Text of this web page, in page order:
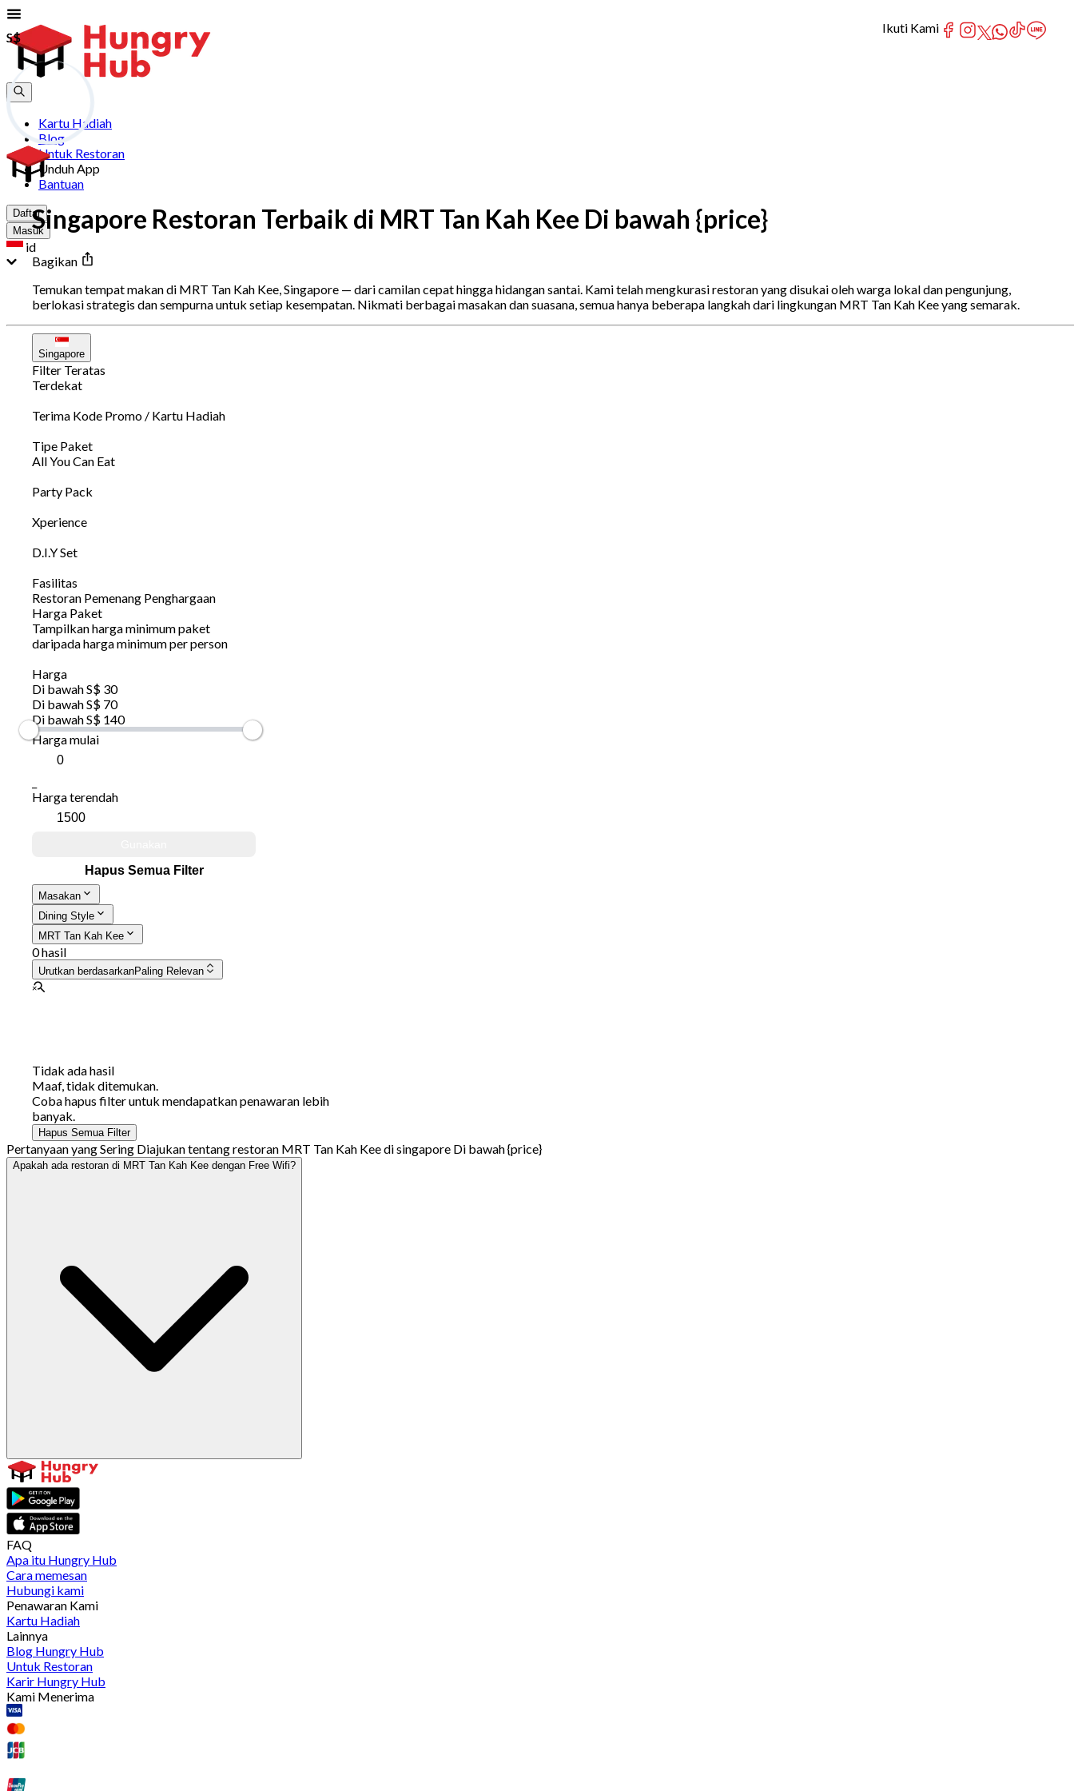
Kartu Hadiah
Blog
Untuk Restoran
Unduh App
Bantuan
Daftar
Masuk
id
Singapore Restoran Terbaik di MRT Tan Kah Kee Di bawah {price}
Bagikan
Temukan tempat makan di MRT Tan Kah Kee, Singapore — dari camilan cepat hingga hidangan santai. Kami telah mengkurasi restoran yang disukai oleh warga lokal dan pengunjung,
berlokasi strategis dan sempurna untuk setiap kesempatan. Nikmati berbagai masakan dan suasana, semua hanya beberapa langkah dari lingkungan MRT Tan Kah Kee yang semarak.
Singapore
Filter Teratas
Terdekat
Terima Kode Promo / Kartu Hadiah
Tipe Paket
All You Can Eat
Party Pack
Xperience
D.I.Y Set
Fasilitas
Restoran Pemenang Penghargaan
Harga Paket
Tampilkan harga minimum paket
daripada harga minimum per person
Harga
Di bawah S$ 30
Di bawah S$ 70
Di bawah S$ 140
S$
Harga mulai
S$
Harga terendah
Hapus Semua Filter
Masakan
Dining Style
MRT Tan Kah Kee
0 hasil
Urutkan berdasarkanPaling Relevan
Tidak ada hasil
Maaf, tidak ditemukan.
Coba hapus filter untuk mendapatkan penawaran lebih
banyak.
Hapus Semua Filter
Pertanyaan yang Sering Diajukan tentang restoran MRT Tan Kah Kee di singapore Di bawah {price}
Apakah ada restoran di MRT Tan Kah Kee dengan Free Wifi?
FAQ
Apa itu Hungry Hub
Cara memesan
Hubungi kami
Penawaran Kami
Kartu Hadiah
Lainnya
Blog Hungry Hub
Untuk Restoran
Karir Hungry Hub
Kami Menerima
Ikuti Kami